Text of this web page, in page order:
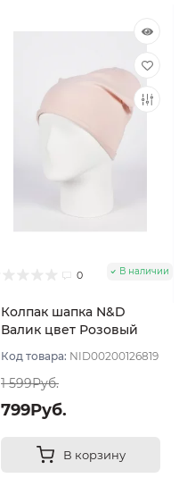
0 В наличии
Колпак шапка N&D
Валик цвет Розовый
Код товара: NID00200126819
1 599Руб.
799Руб.
В корзину